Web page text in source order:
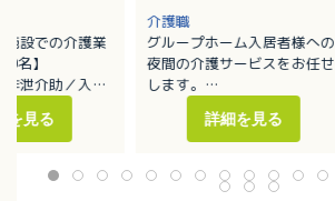
介護職
グループホーム入居者様への
夜間の介護サービスをお任せ
します。
・移動や移乗、食事、入浴、
排泄等の介助
・見守り
・介護記録作成（iPad操作）
※定員：2ユニット18名（1
詳細を見る
設での介護業
名】
泄介助／入浴
ョンの支援
助
の衛生管理
を見る